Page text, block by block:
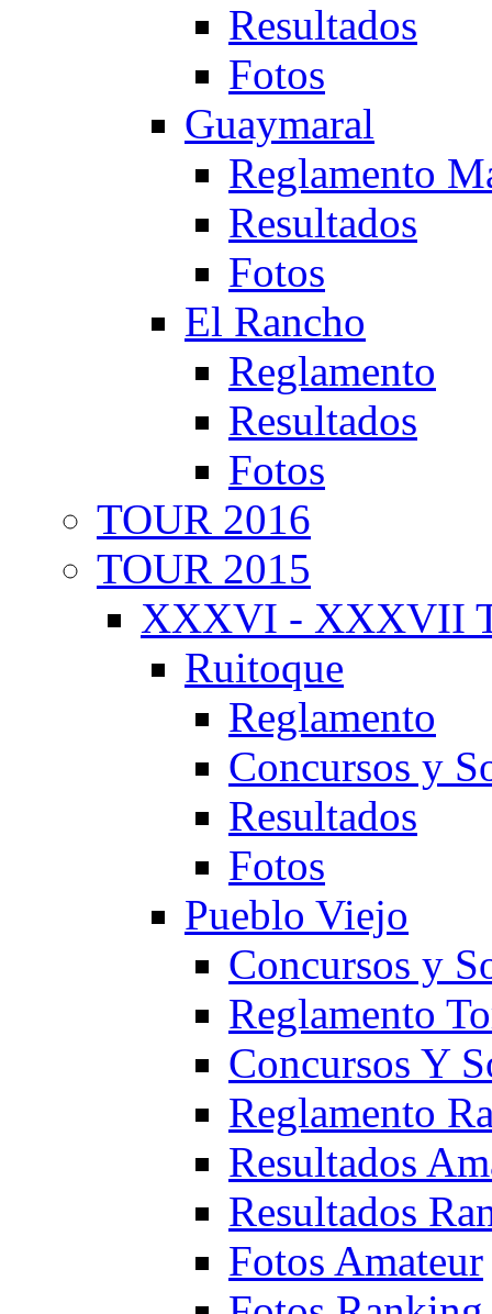
Resultados
Fotos
Guaymaral
Reglamento
Resultados
Fotos
El Rancho
Reglamento
Resultados
Fotos
TOUR 2016
TOUR 2015
XXXVI - XXXVII
Ruitoque
Reglamento
Concursos y
Resultados
Fotos
Pueblo Viejo
Concursos y
Reglamento
Concursos Y
Reglamento
Resultados
Resultados
Fotos Amateur